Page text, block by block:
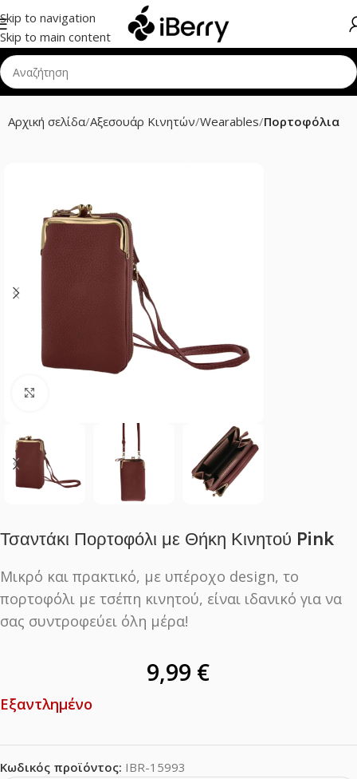
Skip to navigation
Skip to main content
Αρχική σελίδα Αξεσουάρ Κινητών Wearables Πορτοφόλια
Τσαντάκι Πορτοφόλι με Θήκη Κινητού Pink
Μικρό και πρακτικό, με υπέροχο design, το
πορτοφόλι με τσέπη κινητού, είναι ιδανικό για να
σας συντροφεύει όλη μέρα!
9,99 €
Εξαντλημένο
Κωδικός προϊόντος: IBR-15993